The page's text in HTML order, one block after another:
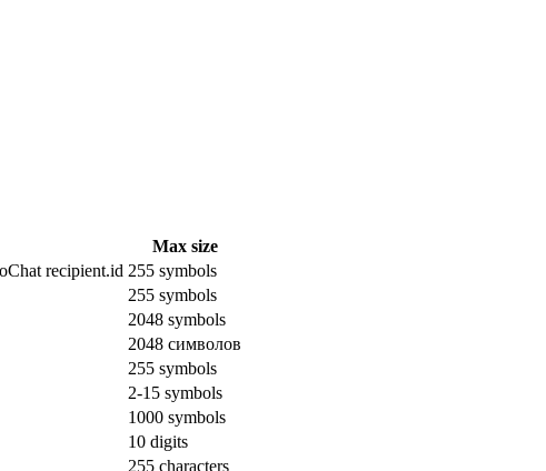
Max size
recipient.id 255 symbols
255 symbols
2048 symbols
2048 символов
255 symbols
2-15 symbols
1000 symbols
10 digits
255 characters